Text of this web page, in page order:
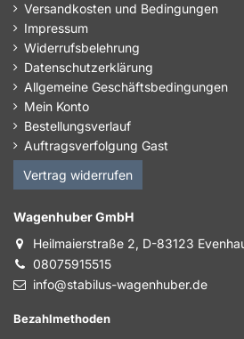
Versandkosten und Bedingungen
Impressum
Widerrufsbelehrung
Datenschutzerklärung
Allgemeine Geschäftsbedingungen
Mein Konto
Bestellungsverlauf
Auftragsverfolgung Gast
Vertrag widerrufen
Wagenhuber GmbH
Heilmaierstraße 2, D-83123
08075915515
info@stabilus-wagenhuber.de
Bezahlmethoden